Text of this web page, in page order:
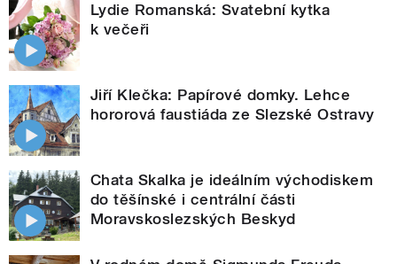
Lydie Romanská: Svatební kytka
k večeři
Jiří Klečka: Papírové domky. Lehce
hororová faustiáda ze Slezské Ostravy
Chata Skalka je ideálním východiskem
do těšínské i centrální části
Moravskoslezských Beskyd